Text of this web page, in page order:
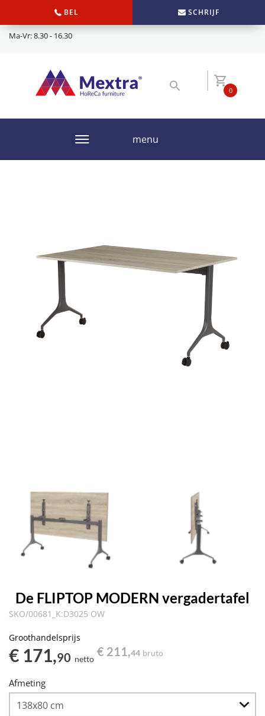
BEL SCHRIJF
Ma-Vr: 8.30 - 16.30
0
menu
De FLIPTOP MODERN vergadertafel
SKO/00681_K:D3025 OW
Groothandelsprijs
€ 171,90 netto
€ 211,44 bruto
Afmeting